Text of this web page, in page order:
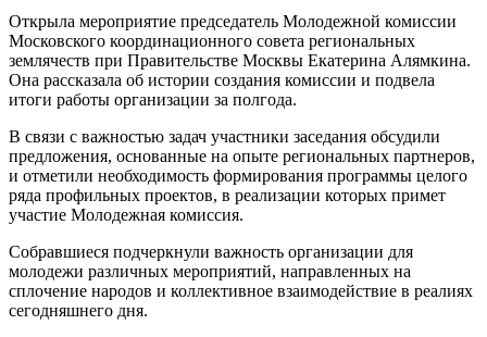
Открыла мероприятие председатель Молодежной комиссии
Московского координационного совета региональных
землячеств при Правительстве Москвы Екатерина Алямкина.
Она рассказала об истории создания комиссии и подвела
итоги работы организации за полгода.
В связи с важностью задач участники заседания обсудили
предложения, основанные на опыте региональных партнеров,
и отметили необходимость формирования программы целого
ряда профильных проектов, в реализации которых примет
участие Молодежная комиссия.
Собравшиеся подчеркнули важность организации для
молодежи различных мероприятий, направленных на
сплочение народов и коллективное взаимодействие в реалиях
сегодняшнего дня.